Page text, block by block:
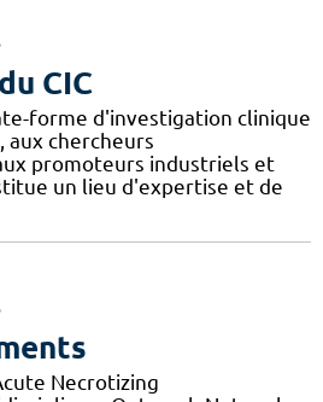
CIC
forme d'investigation clinique
aux chercheurs
promoteurs industriels et
un lieu d'expertise et de
Necrotizing